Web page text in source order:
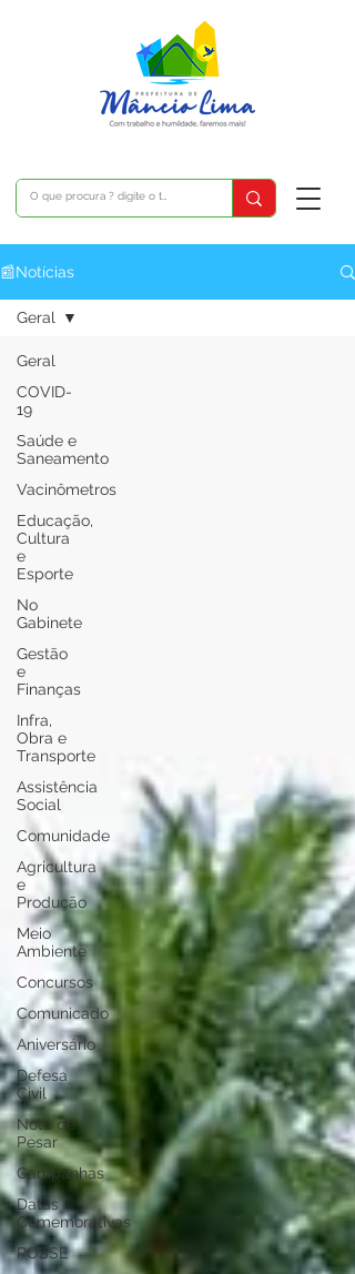
📰Notícias
Geral
COVID-
19
Saúde e
Saneamento
Vacinômetros
Educação,
Cultura
e
Esporte
No
Gabinete
Gestão
e
Finanças
Infra,
Obra e
Transporte
Assistência
Social
Comunidade
Agricultura
e
Produção
Meio
Ambiente
Concursos
Comunicado
Aniversário
Defesa
Civil
Nota de
Pesar
Campanhas
Datas
Comemorativas
POSSE
Geral